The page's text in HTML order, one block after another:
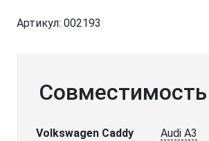
Артикул: 002193
Совместимость
Volkswagen Caddy Audi A3